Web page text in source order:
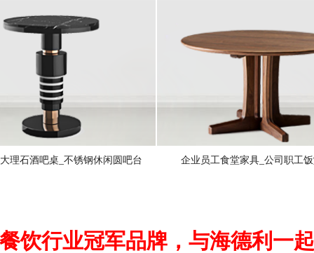
理石酒吧桌_不锈钢休闲圆吧台 企业员工食堂家具_公司职工
饮行业冠军品牌，与海德利一